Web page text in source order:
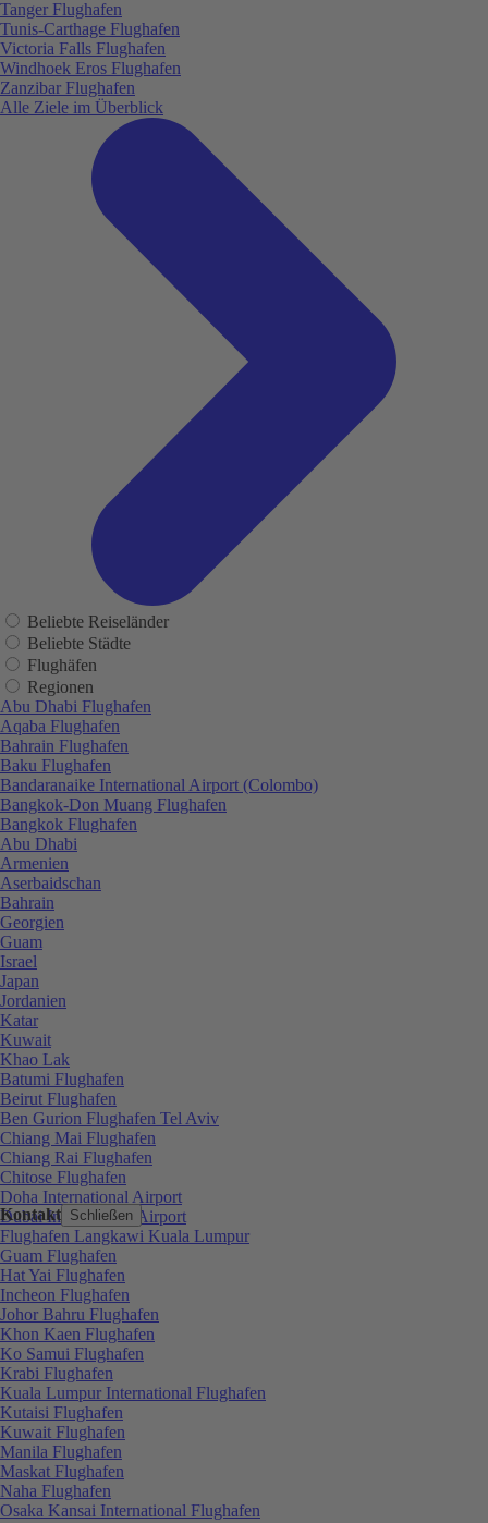
Kontakt Schließen
Tanger Flughafen
Tunis-Carthage Flughafen
Victoria Falls Flughafen
Windhoek Eros Flughafen
Zanzibar Flughafen
Alle Ziele im Überblick
Beliebte Reiseländer
Beliebte Städte
Flughäfen
Regionen
Abu Dhabi Flughafen
Aqaba Flughafen
Bahrain Flughafen
Baku Flughafen
Bandaranaike International Airport (Colombo)
Bangkok-Don Muang Flughafen
Bangkok Flughafen
Abu Dhabi
Armenien
Aserbaidschan
Bahrain
Georgien
Guam
Israel
Japan
Jordanien
Katar
Kuwait
Khao Lak
Batumi Flughafen
Beirut Flughafen
Ben Gurion Flughafen Tel Aviv
Chiang Mai Flughafen
Chiang Rai Flughafen
Chitose Flughafen
Doha International Airport
Dubai International Airport
Flughafen Langkawi Kuala Lumpur
Guam Flughafen
Hat Yai Flughafen
Incheon Flughafen
Johor Bahru Flughafen
Khon Kaen Flughafen
Ko Samui Flughafen
Krabi Flughafen
Kuala Lumpur International Flughafen
Kutaisi Flughafen
Kuwait Flughafen
Manila Flughafen
Maskat Flughafen
Naha Flughafen
Osaka Kansai International Flughafen